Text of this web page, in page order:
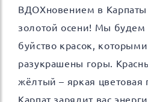
ВДОХновением в Карпаты
золотой осени! Мы будем
буйство красок,
разукрашены горы.
жёлтый – яркая цветовая
Карпат зарядит вас